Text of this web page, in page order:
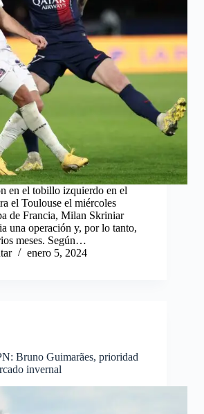
en el tobillo izquierdo en el
el Toulouse el miércoles
de Francia, Milan Skriniar
una operación y, por lo tanto,
meses. Según…
enero 5, 2024
Bruno Guimarães, prioridad
invernal